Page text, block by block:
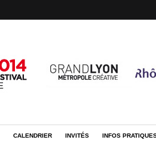
CALENDRIER INVITÉS INFOS